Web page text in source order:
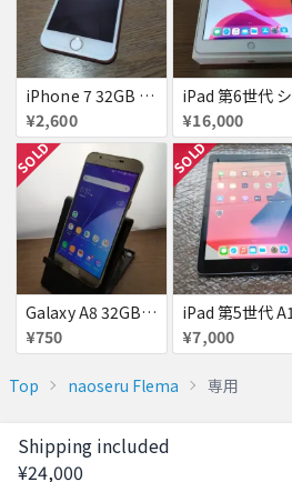
iPhone 7 32GB docomo
¥2,600
¥16,000
SOLD
Galaxy A8 32GB au
¥750
SOLD
¥7,000
Top naoseru Flema 専用
Shipping included
¥24,000